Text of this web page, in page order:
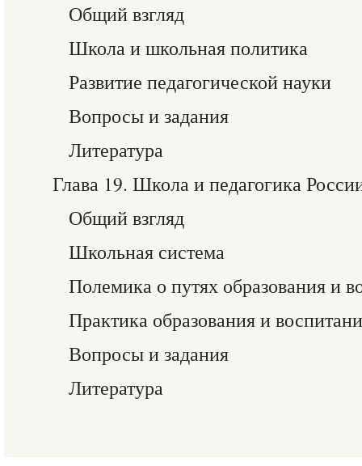
Общий взгляд
Школа и школьная политика
Развитие педагогической науки
Вопросы и задания
Литература
Глава 19. Школа и педагогика
Общий взгляд
Школьная система
Полемика о путях образования и
Практика образования и
Вопросы и задания
Литература